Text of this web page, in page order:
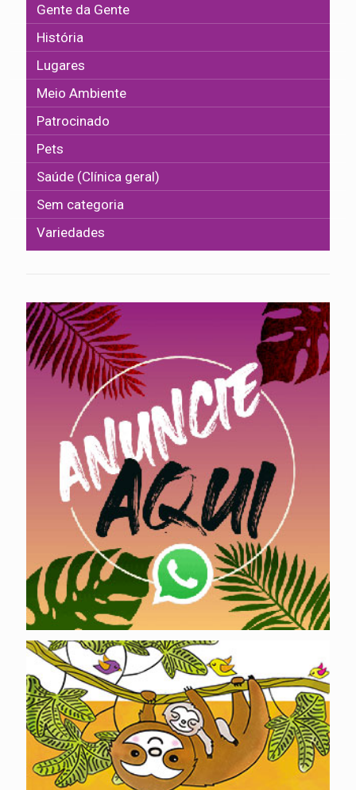
Gente da Gente
História
Lugares
Meio Ambiente
Patrocinado
Pets
Saúde (Clínica geral)
Sem categoria
Variedades